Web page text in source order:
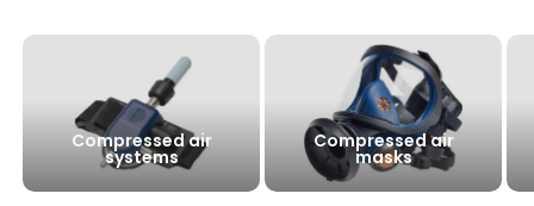
Compressed air
systems
Compressed air
masks